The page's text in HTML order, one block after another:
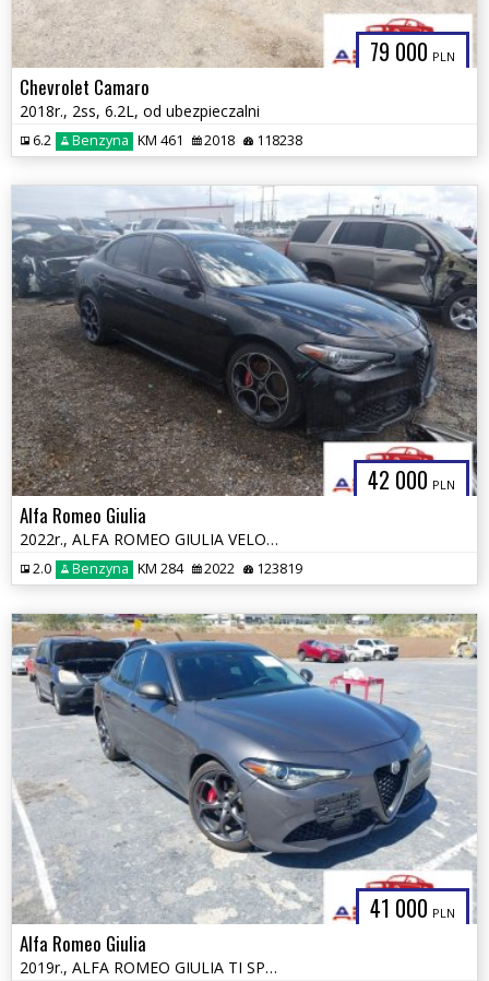
79 000 PLN
Chevrolet Camaro
2018r., 2ss, 6.2L, od ubezpieczalni
6.2 Benzyna KM 461 2018 118238
42 000 PLN
Alfa Romeo Giulia
2022r., ALFA ROMEO GIULIA VELOCE TI RWD, 2L, od ubezpieczalni
2.0 Benzyna KM 284 2022 123819
41 000 PLN
Alfa Romeo Giulia
2019r., ALFA ROMEO GIULIA TI SPORT AWD, 2L, od ubezpieczalni